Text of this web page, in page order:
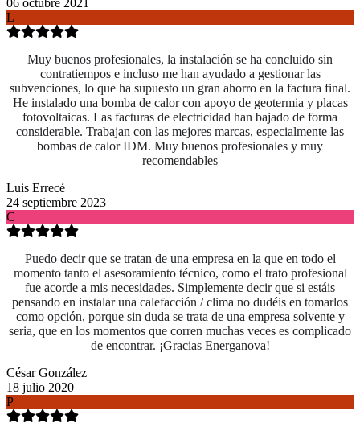
L
Muy buenos profesionales, la instalación se ha concluido sin
contratiempos e incluso me han ayudado a gestionar las
subvenciones, lo que ha supuesto un gran ahorro en la factura final.
He instalado una bomba de calor con apoyo de geotermia y placas
fotovoltaicas. Las facturas de electricidad han bajado de forma
considerable. Trabajan con las mejores marcas, especialmente las
bombas de calor IDM. Muy buenos profesionales y muy
recomendables
Luis Errecé
24 septiembre 2023
C
Puedo decir que se tratan de una empresa en la que en todo el
momento tanto el asesoramiento técnico, como el trato profesional
fue acorde a mis necesidades. Simplemente decir que si estáis
pensando en instalar una calefacción / clima no dudéis en tomarlos
como opción, porque sin duda se trata de una empresa solvente y
seria, que en los momentos que corren muchas veces es complicado
de encontrar. ¡Gracias Energanova!
César González
18 julio 2020
P